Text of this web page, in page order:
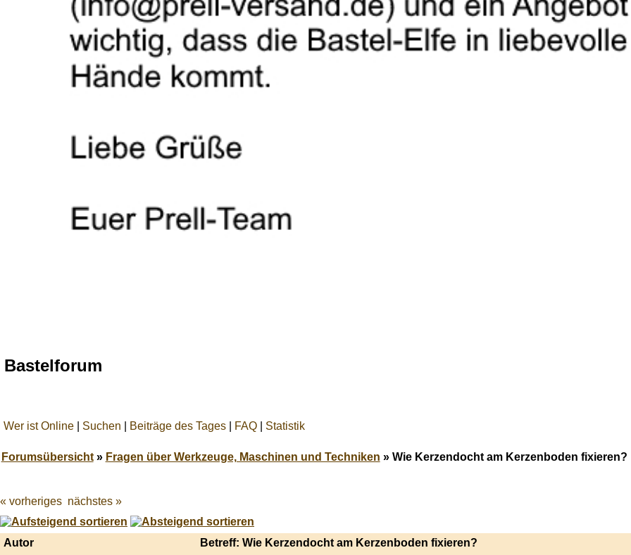
Bastelforum
Wer ist Online Suchen Beiträge des Tages FAQ Statistik
Forumsübersicht» Fragen über Werkzeuge, Maschinen und Techniken » Wie Kerzendocht am Kerzenboden fixieren?
Best
online
live
casino
« vorheriges nächstes »
Autor
Betreff: Wie Kerzendocht am Kerzenboden fixieren?